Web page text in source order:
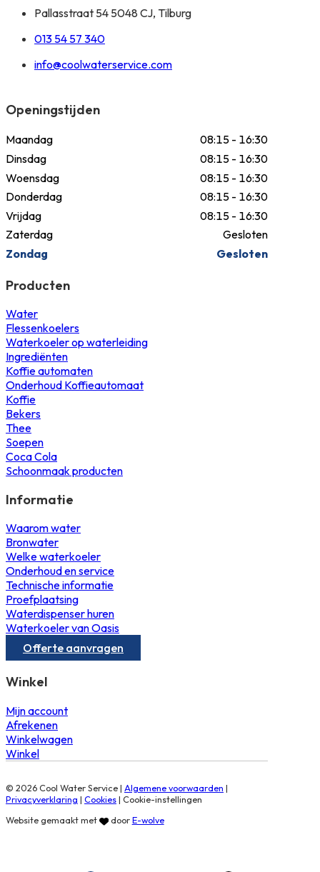
Pallasstraat 54 5048 CJ, Tilburg
013 54 57 340
info@coolwaterservice.com
Openingstijden
Maandag
08:15 - 16:30
Dinsdag
08:15 - 16:30
Woensdag
08:15 - 16:30
Donderdag
08:15 - 16:30
Vrijdag
08:15 - 16:30
Zaterdag
Gesloten
Zondag
Gesloten
Producten
Water
Flessenkoelers
Waterkoeler op waterleiding
Ingrediënten
Koffie automaten
Onderhoud Koffieautomaat
Koffie
Bekers
Thee
Soepen
Coca Cola
Schoonmaak producten
Informatie
Waarom water
Bronwater
Welke waterkoeler
Onderhoud en service
Technische informatie
Proefplaatsing
Waterdispenser huren
Waterkoeler van Oasis
Offerte aanvragen
Winkel
Mijn account
Afrekenen
Winkelwagen
Winkel
© 2026 Cool Water Service | Algemene voorwaarden |
Privacyverklaring | Cookies| Cookie-instellingen
Website gemaakt met
doorE-wolve